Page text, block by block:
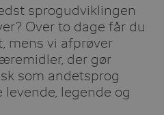
sprogudviklingen
Over to dage får du
mens vi afprøver
der gør
som andetsprog
legende og